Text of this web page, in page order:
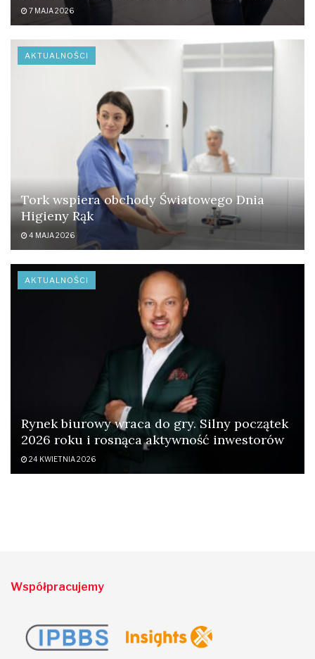
7 MAJA 2026
AKTUALNOŚCI
Tork wspiera obchody Światowego Dnia
Higieny Rąk
4 MAJA 2026
AKTUALNOŚCI
Rynek biurowy wraca do gry. Silny początek
2026 roku i rosnąca aktywność inwestorów
24 KWIETNIA 2026
Współpracujemy